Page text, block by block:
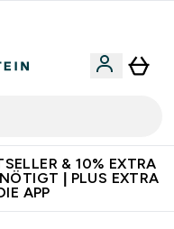
& 10% EXTRA
| PLUS EXTRA
APP